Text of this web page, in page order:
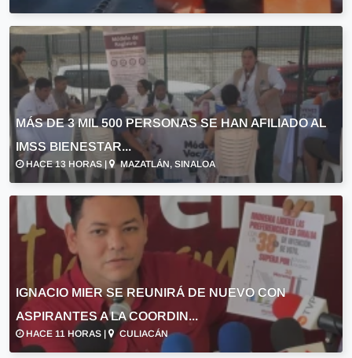
MÁS DE 3 MIL 500 PERSONAS SE HAN AFILIADO AL
IMSS BIENESTAR...
HACE 13 HORAS | MAZATLÁN, SINALOA
IGNACIO MIER SE REUNIRÁ DE NUEVO CON
ASPIRANTES A LA COORDIN...
HACE 11 HORAS | CULIACÁN